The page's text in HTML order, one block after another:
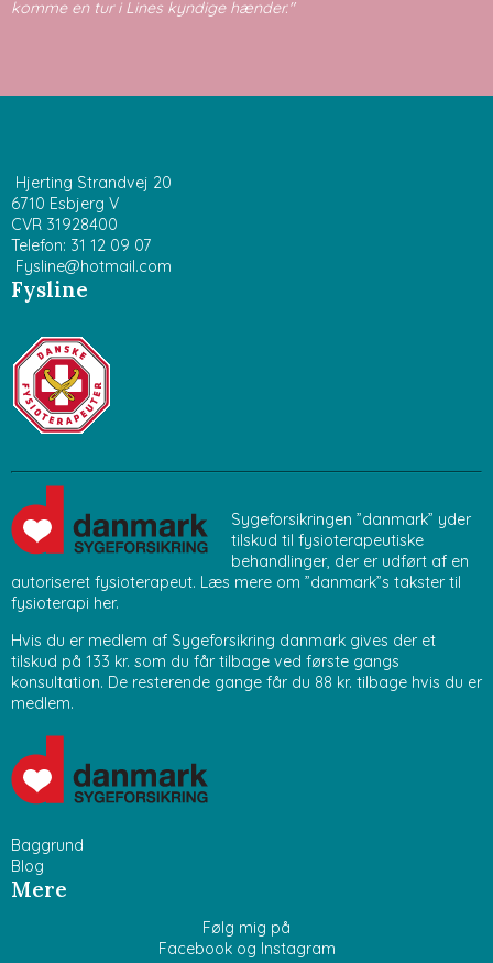
komme en tur i Lines kyndige hænder."
Hjerting Strandvej 20
6710 Esbjerg V
CVR 31928400
Telefon: 31 12 09 07
Fysline@hotmail.com
Fysline
Sygeforsikringen ”danmark” yder
tilskud til fysioterapeutiske
behandlinger, der er udført af en
autoriseret fysioterapeut. Læs mere om ”danmark”s takster til
fysioterapi her.
Hvis du er medlem af Sygeforsikring danmark gives der et
tilskud på 133 kr. som du får tilbage ved første gangs
konsultation. De resterende gange får du 88 kr. tilbage hvis du er
medlem.
Baggrund
Blog
Mere
Følg mig på
Facebook og Instagram